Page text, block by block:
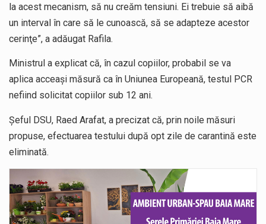
la acest mecanism, să nu creăm tensiuni. Ei trebuie să aibă
un interval în care să le cunoască, să se adapteze acestor
cerinţe”, a adăugat Rafila.
Ministrul a explicat că, în cazul copiilor, probabil se va
aplica acceaşi măsură ca în Uniunea Europeană, testul PCR
nefiind solicitat copiilor sub 12 ani.
Şeful DSU, Raed Arafat, a precizat că, prin noile măsuri
propuse, efectuarea testului după opt zile de carantină este
eliminată.